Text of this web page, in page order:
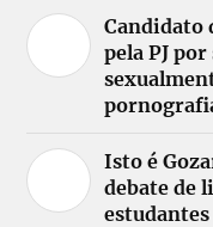
Candidato
pela PJ
Isto é
debate de